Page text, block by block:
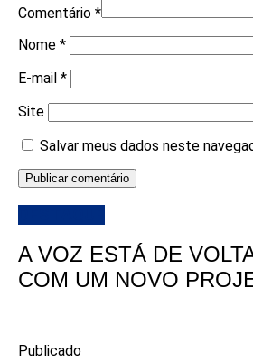
Comentário *
Nome *
E-mail *
Site
Salvar meus dados neste
A VOZ ESTÁ DE
COM UM NOVO
Publicado